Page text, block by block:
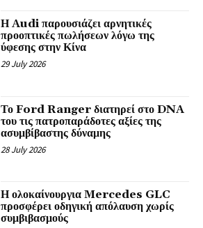
Η Audi παρουσιάζει αρνητικές
προοπτικές πωλήσεων λόγω της
ύφεσης στην Κίνα
29 July 2026
Το Ford Ranger διατηρεί στο DNA
του τις πατροπαράδοτες αξίες της
ασυμβίβαστης δύναμης
28 July 2026
Η ολοκαίνουργια Mercedes GLC
προσφέρει οδηγική απόλαυση χωρίς
συμβιβασμούς